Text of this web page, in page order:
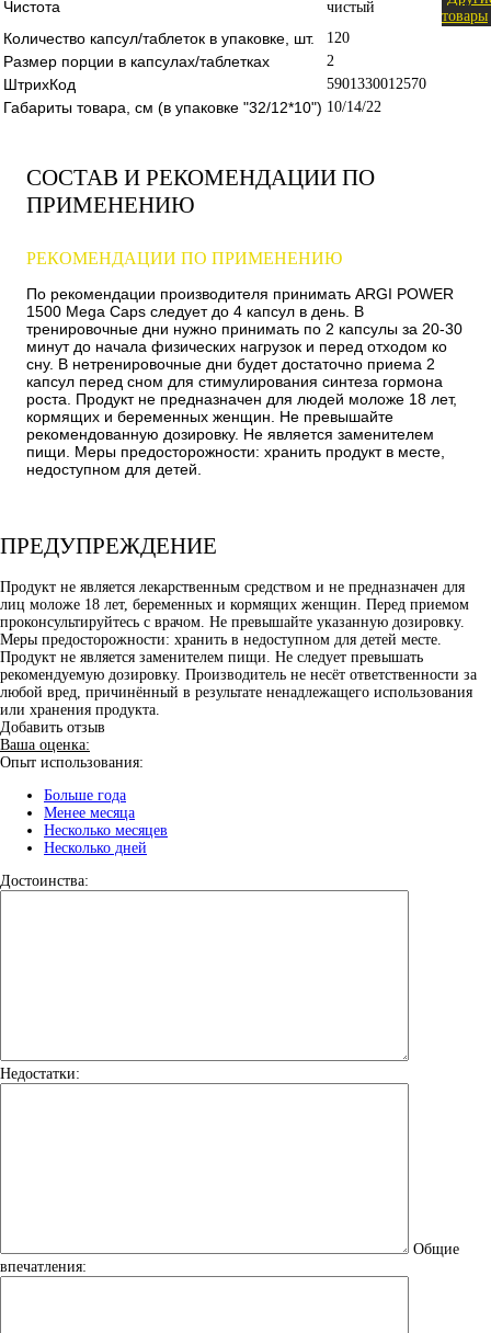
Чистота чистый
товары
Количество капсул/таблеток в упаковке, шт. 120
Размер порции в капсулах/таблетках 2
ШтрихКод 5901330012570
Габариты товара, см (в упаковке "32/12*10") 10/14/22
СОСТАВ И РЕКОМЕНДАЦИИ ПО
ПРИМЕНЕНИЮ
РЕКОМЕНДАЦИИ ПО ПРИМЕНЕНИЮ
По рекомендации производителя принимать ARGI POWER
1500 Mega Caps следует до 4 капсул в день. В
тренировочные дни нужно принимать по 2 капсулы за 20-30
минут до начала физических нагрузок и перед отходом ко
сну. В нетренировочные дни будет достаточно приема 2
капсул перед сном для стимулирования синтеза гормона
роста. Продукт не предназначен для людей моложе 18 лет,
кормящих и беременных женщин. Не превышайте
рекомендованную дозировку. Не является заменителем
пищи. Меры предосторожности: хранить продукт в месте,
недоступном для детей.
ПРЕДУПРЕЖДЕНИЕ
Продукт не является лекарственным средством и не предназначен для
лиц моложе 18 лет, беременных и кормящих женщин. Перед приемом
проконсультируйтесь с врачом. Не превышайте указанную дозировку.
Меры предосторожности: хранить в недоступном для детей месте.
Продукт не является заменителем пищи. Не следует превышать
рекомендуемую дозировку. Производитель не несёт ответственности за
любой вред, причинённый в результате ненадлежащего использования
или хранения продукта.
Добавить отзыв
Ваша оценка:
Опыт использования:
Больше года
Менее месяца
Несколько месяцев
Несколько дней
Достоинства:
Недостатки:
Общие
впечатления: